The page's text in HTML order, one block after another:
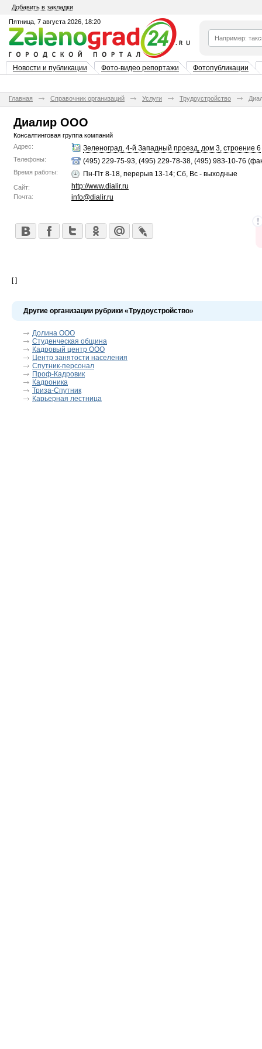
Добавить в закладки
Пятница, 7 августа 2026, 18:20
Новости и публикации Фото-видео репортажи Фотопубликации
Главная Справочник организаций Услуги Трудоустройство
Диалир ООО
Консалтинговая группа компаний
Адрес:
Зеленоград, 4-й Западный проезд, дом 3, строение 6
Телефоны: (495) 229-75-93, (495) 229-78-38, (495) 983-10-76
Время работы: Пн-Пт 8-18, перерыв 13-14; Сб, Вс - выходные
Сайт: http://www.dialir.ru
Почта: info@dialir.ru
[ ]
Другие организации рубрики «Трудоустройство»
Долина ООО
Студенческая община
Кадровый центр ООО
Центр занятости населения
Спутник-персонал
Проф-Кадровик
Кадроника
Триза-Спутник
Карьерная лестница